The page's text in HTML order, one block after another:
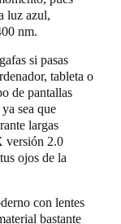
luz azul,
nm.
si pasas
tableta o
de pantallas
sea que
largas
versión 2.0
ojos de la
con lentes
bastante